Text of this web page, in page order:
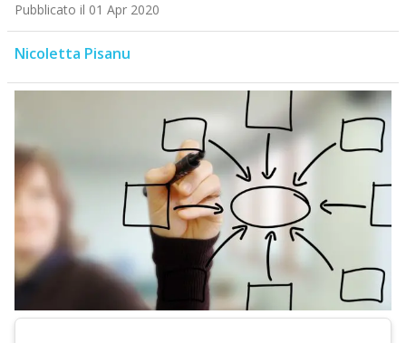
Pubblicato il 01 Apr 2020
Nicoletta Pisanu